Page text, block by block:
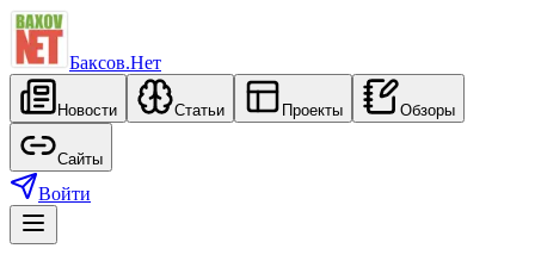
Баксов.Нет
Новости Статьи Проекты Обзоры
Сайты
Войти